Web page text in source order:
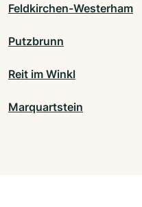
Feldkirchen-Westerham
Putzbrunn
Reit im Winkl
Marquartstein